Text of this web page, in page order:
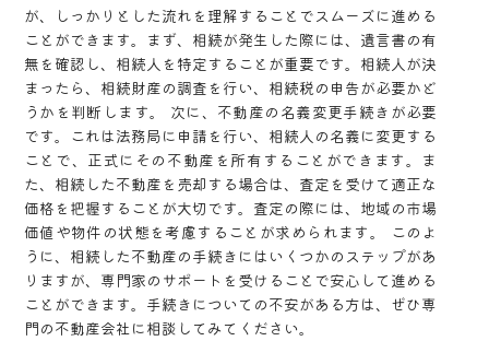
が、しっかりとした流れを理解することでスムーズに進める
ことができます。まず、相続が発生した際には、遺言書の有
無を確認し、相続人を特定することが重要です。相続人が決
まったら、相続財産の調査を行い、相続税の申告が必要かど
うかを判断します。 次に、不動産の名義変更手続きが必要
です。これは法務局に申請を行い、相続人の名義に変更する
ことで、正式にその不動産を所有することができます。ま
た、相続した不動産を売却する場合は、査定を受けて適正な
価格を把握することが大切です。査定の際には、地域の市場
価値や物件の状態を考慮することが求められます。 このよ
うに、相続した不動産の手続きにはいくつかのステップがあ
りますが、専門家のサポートを受けることで安心して進める
ことができます。手続きについての不安がある方は、ぜひ専
門の不動産会社に相談してみてください。